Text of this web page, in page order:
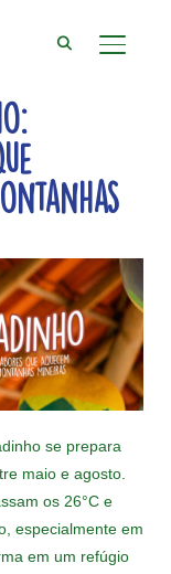
se prepara
maio e agosto.
os 26°C e
especialmente em
em um refúgio